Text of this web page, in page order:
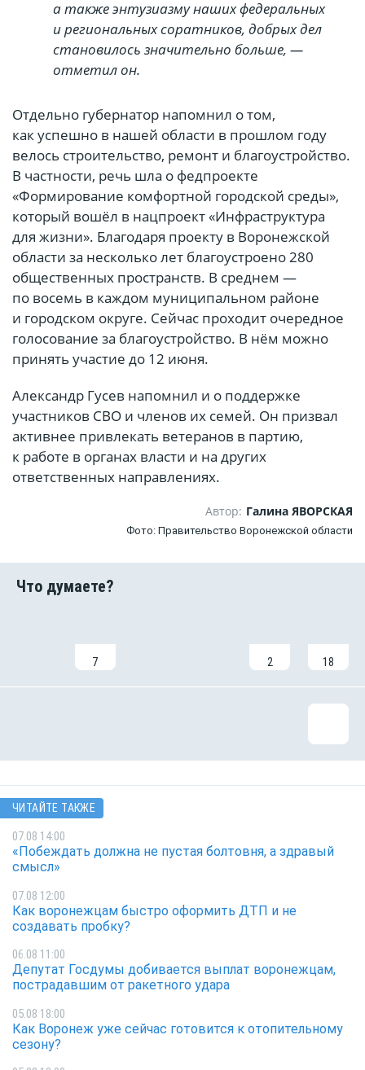
а также энтузиазму наших федеральных
и региональных соратников, добрых дел
становилось значительно больше, —
отметил он.
Отдельно губернатор напомнил о том,
как успешно в нашей области в прошлом году
велось строительство, ремонт и благоустройство.
В частности, речь шла о федпроекте
«Формирование комфортной городской среды»,
который вошёл в нацпроект «Инфраструктура
для жизни». Благодаря проекту в Воронежской
области за несколько лет благоустроено 280
общественных пространств. В среднем —
по восемь в каждом муниципальном районе
и городском округе. Сейчас проходит очередное
голосование за благоустройство. В нём можно
принять участие до 12 июня.
Александр Гусев напомнил и о поддержке
участников СВО и членов их семей. Он призвал
активнее привлекать ветеранов в партию,
к работе в органах власти и на других
ответственных направлениях.
Автор: Галина ЯВОРСКАЯ
Фото: Правительство Воронежской области
7 2 18
ЧИТАЙТЕ ТАКЖЕ
07.08 14:00
«Побеждать должна не пустая болтовня, а здравый
смысл»
07.08 12:00
Как воронежцам быстро оформить ДТП и не
создавать пробку?
06.08 11:00
Депутат Госдумы добивается выплат воронежцам,
пострадавшим от ракетного удара
05.08 18:00
Как Воронеж уже сейчас готовится к отопительному
сезону?